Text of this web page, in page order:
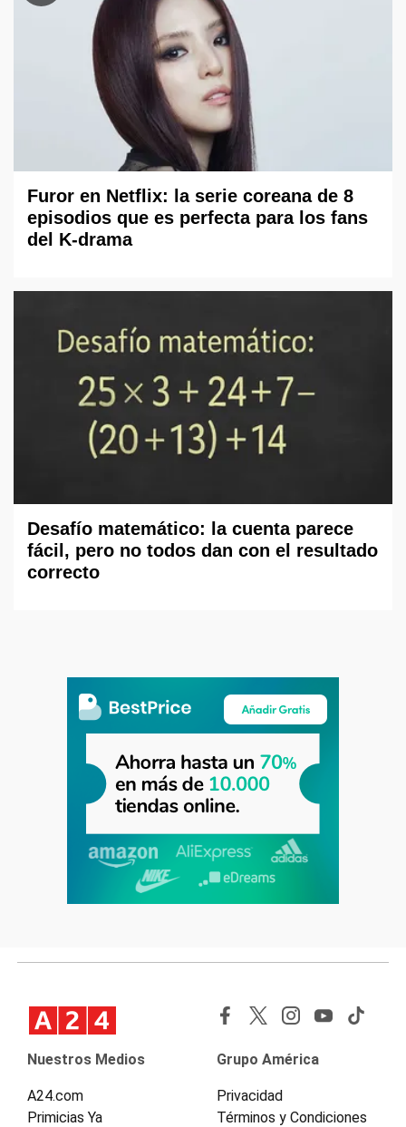
Furor en Netflix: la serie coreana de 8
episodios que es perfecta para los fans
del K-drama
Desafío matemático: la cuenta parece
fácil, pero no todos dan con el resultado
correcto
Nuestros Medios
A24.com
Primicias Ya
Grupo América
Privacidad
Términos y Condiciones